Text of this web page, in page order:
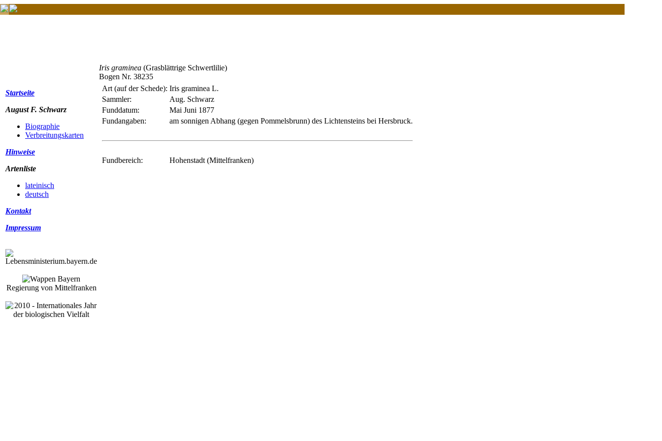
Startseite
August F. Schwarz
Biographie
Verbreitungskarten
Hinweise
Artenliste
lateinisch
deutsch
Kontakt
Impressum
Regierung von Mittelfranken
Iris graminea (Grasblättrige Schwertlilie)
Bogen Nr. 38235
Art (auf der Schede): Iris graminea L.
Sammler:
Aug. Schwarz
Funddatum:
Mai Juni 1877
Fundangaben:
am sonnigen Abhang (gegen Pommelsbrunn) des Lichtensteins bei Hersbruck.
Fundbereich: Hohenstadt (Mittelfranken)